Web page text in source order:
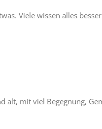
Viele wissen alles
alt, mit viel Begegnung,